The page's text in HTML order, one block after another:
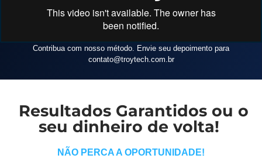
Contribua com nosso método. Envie seu depoimento para
contato@troytech.com.br
Resultados Garantidos ou o
seu dinheiro de volta!
NÃO PERCA A OPORTUNIDADE!